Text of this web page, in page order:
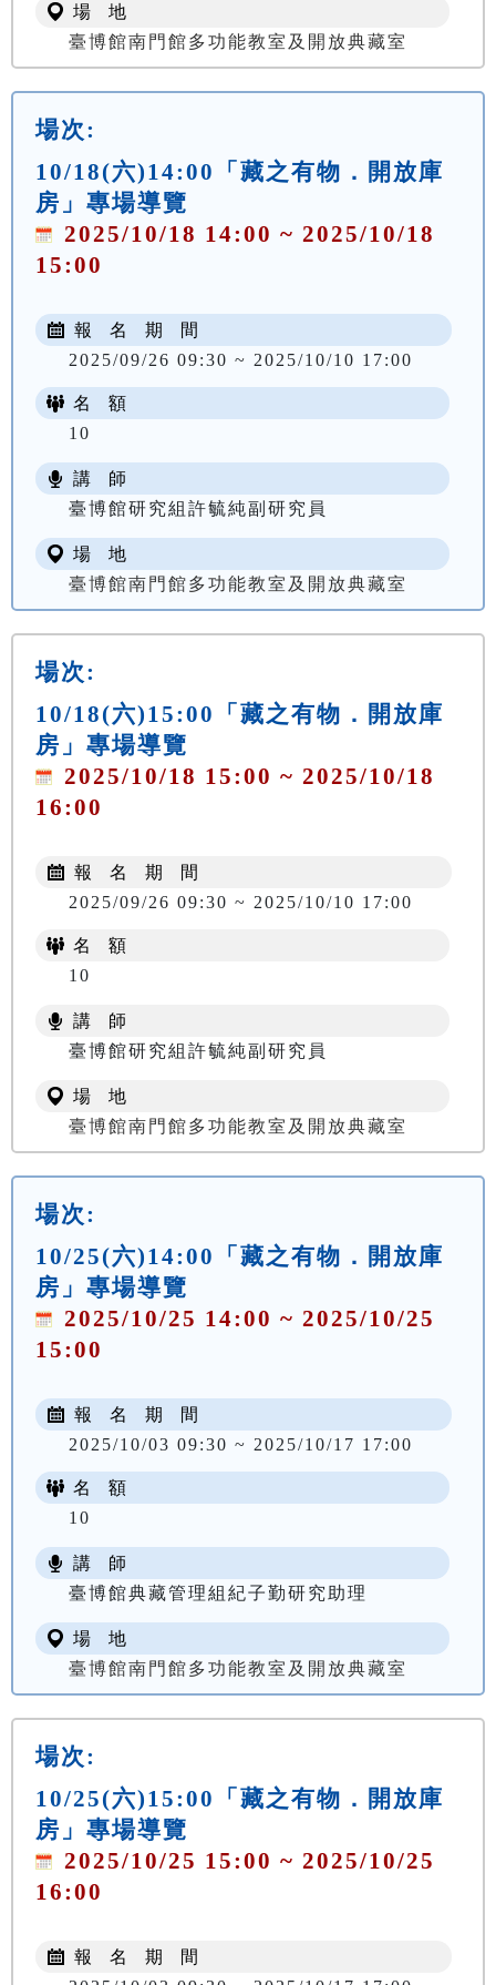
場 地
臺博館南門館多功能教室及開放典藏室
場次:
10/18(六)14:00「藏之有物．開放庫
房」專場導覽
2025/10/18 14:00 ~ 2025/10/18
15:00
報 名 期 間
2025/09/26 09:30 ~ 2025/10/10 17:00
名 額
10
講 師
臺博館研究組許毓純副研究員
場 地
臺博館南門館多功能教室及開放典藏室
場次:
10/18(六)15:00「藏之有物．開放庫
房」專場導覽
2025/10/18 15:00 ~ 2025/10/18
16:00
報 名 期 間
2025/09/26 09:30 ~ 2025/10/10 17:00
名 額
10
講 師
臺博館研究組許毓純副研究員
場 地
臺博館南門館多功能教室及開放典藏室
場次:
10/25(六)14:00「藏之有物．開放庫
房」專場導覽
2025/10/25 14:00 ~ 2025/10/25
15:00
報 名 期 間
2025/10/03 09:30 ~ 2025/10/17 17:00
名 額
10
講 師
臺博館典藏管理組紀子勤研究助理
場 地
臺博館南門館多功能教室及開放典藏室
場次:
10/25(六)15:00「藏之有物．開放庫
房」專場導覽
2025/10/25 15:00 ~ 2025/10/25
16:00
報 名 期 間